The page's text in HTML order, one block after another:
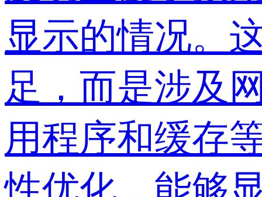
显示的情况。
足，而是涉及
用程序和缓存